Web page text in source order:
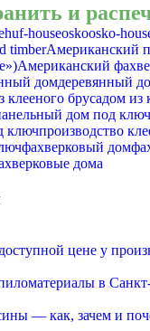
и
huf-houseoskoosko-
timberАмериканский
Американский
домдеревянный
клееного брусадом из
дом под ключ
ключпроизводство
фахверковый дом
дома
цене у
в
— как, зачем и